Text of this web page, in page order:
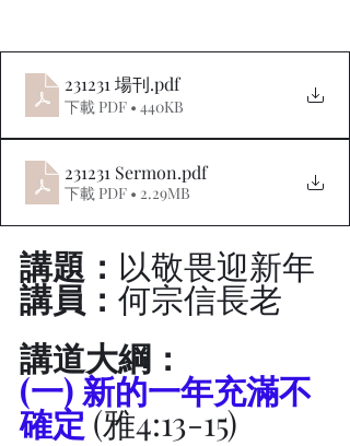
231231 場刊.pdf
下載 PDF • 440KB
231231 Sermon.pdf
下載 PDF • 2.29MB
講題： 以敬畏迎新年
講員： 何宗信長老
講道大綱：
(一) 新的一年充滿不
確定 (雅4:13-15)